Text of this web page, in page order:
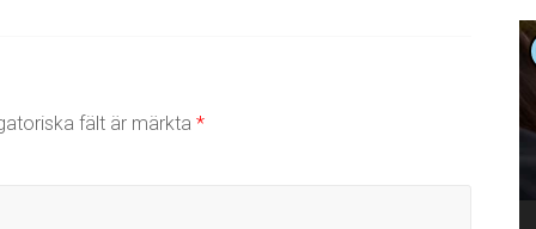
fält är märkta *